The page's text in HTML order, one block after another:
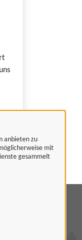
anbieten zu
mit
gesammelt